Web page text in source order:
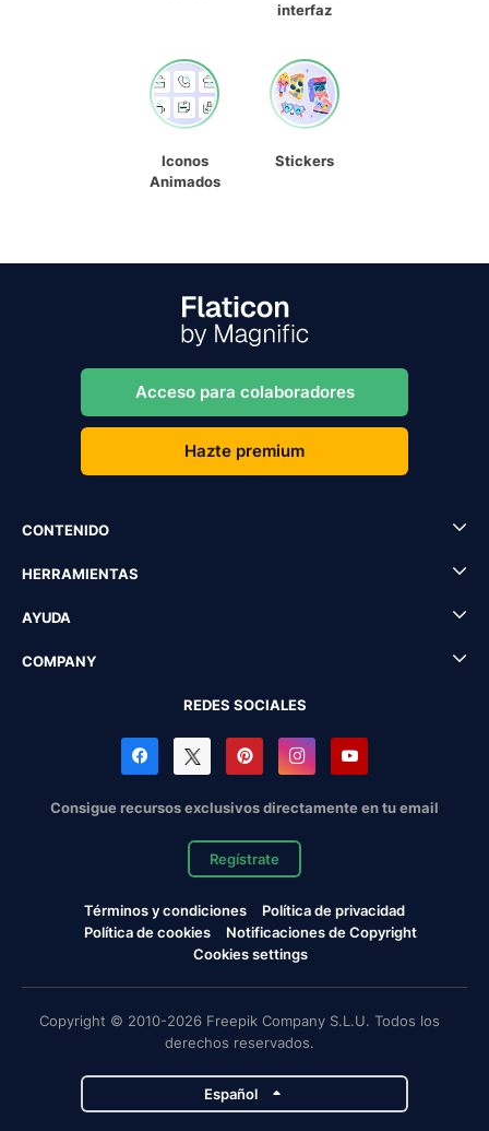
interfaz
Iconos
Animados
Stickers
Acceso para colaboradores
Hazte premium
CONTENIDO
HERRAMIENTAS
AYUDA
COMPANY
REDES SOCIALES
Consigue recursos exclusivos directamente en tu email
Regístrate
Términos y condiciones
Política de privacidad
Política de cookies
Notificaciones de Copyright
Cookies settings
Copyright © 2010-2026 Freepik Company S.L.U. Todos los
derechos reservados.
Español